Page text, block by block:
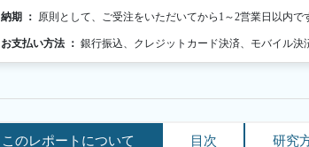
納期 ： 原則として、ご受注をいただいてから1～2営業日以内
お支払い方法 ： 銀行振込、クレジットカード決済、モバイル決
このレポートについて 目次 研究